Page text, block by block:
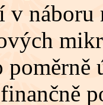
v náboru